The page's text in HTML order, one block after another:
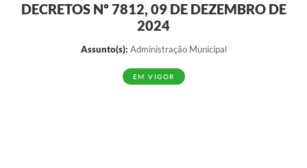
DECRETOS Nº 7812, 09 DE DEZEMBRO DE
2024
Assunto(s): Administração Municipal
EM VIGOR